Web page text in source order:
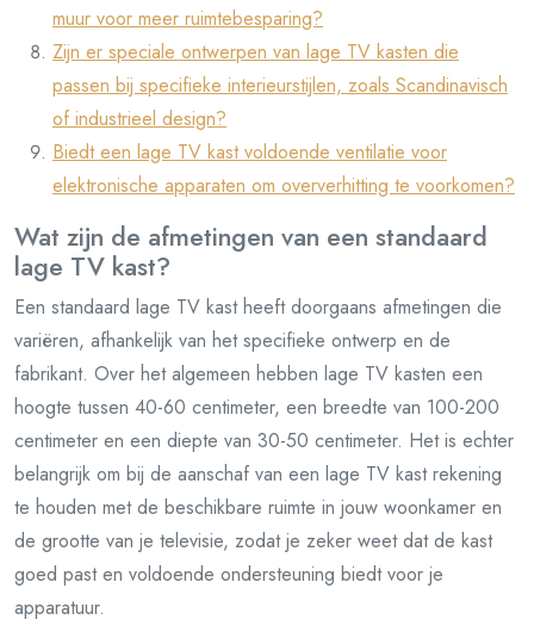
muur voor meer ruimtebesparing?
Zijn er speciale ontwerpen van lage TV kasten die
passen bij specifieke interieurstijlen, zoals Scandinavisch
of industrieel design?
Biedt een lage TV kast voldoende ventilatie voor
elektronische apparaten om oververhitting te voorkomen?
Wat zijn de afmetingen van een standaard
lage TV kast?
Een standaard lage TV kast heeft doorgaans afmetingen die
variëren, afhankelijk van het specifieke ontwerp en de
fabrikant. Over het algemeen hebben lage TV kasten een
hoogte tussen 40-60 centimeter, een breedte van 100-200
centimeter en een diepte van 30-50 centimeter. Het is echter
belangrijk om bij de aanschaf van een lage TV kast rekening
te houden met de beschikbare ruimte in jouw woonkamer en
de grootte van je televisie, zodat je zeker weet dat de kast
goed past en voldoende ondersteuning biedt voor je
apparatuur.